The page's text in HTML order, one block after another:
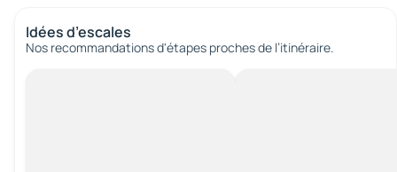
Idées d’escales
Nos recommandations d'étapes proches de l’itinéraire.